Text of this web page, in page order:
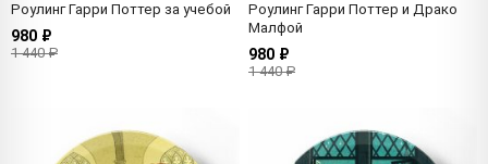
Роулинг Гарри Поттер за учебой
980 ₽
1 440 ₽
Роулинг Гарри Поттер и Драко
Малфой
980 ₽
1 440 ₽